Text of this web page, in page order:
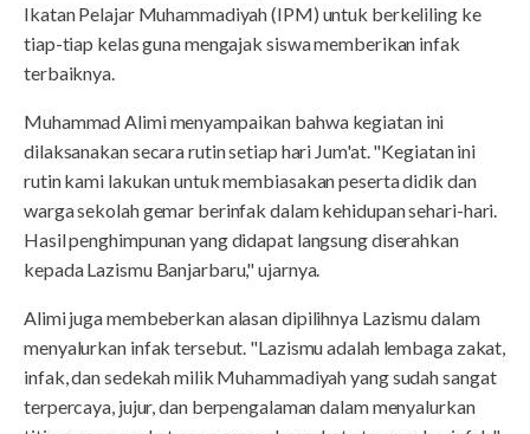
Ikatan Pelajar Muhammadiyah (IPM) untuk berkeliling ke
tiap-tiap kelas guna mengajak siswa memberikan infak
terbaiknya.
Muhammad Alimi menyampaikan bahwa kegiatan ini
dilaksanakan secara rutin setiap hari Jum'at. "Kegiatan ini
rutin kami lakukan untuk membiasakan peserta didik dan
warga sekolah gemar berinfak dalam kehidupan sehari-hari.
Hasil penghimpunan yang didapat langsung diserahkan
kepada Lazismu Banjarbaru," ujarnya.
Alimi juga membeberkan alasan dipilihnya Lazismu dalam
menyalurkan infak tersebut. "Lazismu adalah lembaga zakat,
infak, dan sedekah milik Muhammadiyah yang sudah sangat
terpercaya, jujur, dan berpengalaman dalam menyalurkan